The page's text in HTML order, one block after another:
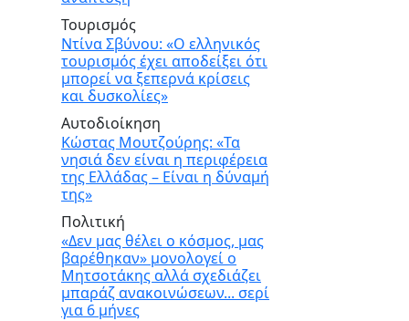
Τουρισμός
Ντίνα Σβύνου: «Ο ελληνικός
τουρισμός έχει αποδείξει ότι
μπορεί να ξεπερνά κρίσεις
και δυσκολίες»
Αυτοδιοίκηση
Κώστας Μουτζούρης: «Τα
νησιά δεν είναι η περιφέρεια
της Ελλάδας – Είναι η δύναμή
της»
Πολιτική
«Δεν μας θέλει ο κόσμος, μας
βαρέθηκαν» μονολογεί ο
Μητσοτάκης αλλά σχεδιάζει
μπαράζ ανακοινώσεων... σερί
για 6 μήνες